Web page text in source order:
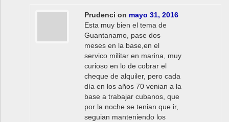
Prudenci on mayo 31, 2016
Esta muy bien el tema de
Guantanamo, pase dos
meses en la base,en el
servico militar en marina, muy
curioso en lo de cobrar el
cheque de alquiler, pero cada
día en los años 70 venian a la
base a trabajar cubanos, que
por la noche se tenian que ir,
seguian manteniendo los